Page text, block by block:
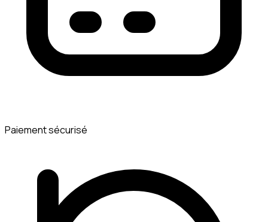
Paiement sécurisé